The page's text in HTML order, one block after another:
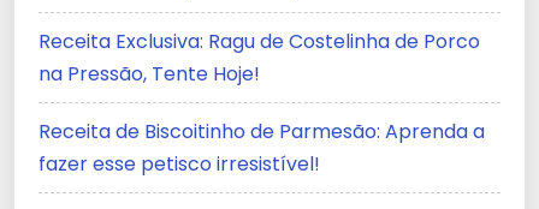
Receita Exclusiva: Ragu de Costelinha de Porco
na Pressão, Tente Hoje!
Receita de Biscoitinho de Parmesão: Aprenda a
fazer esse petisco irresistível!